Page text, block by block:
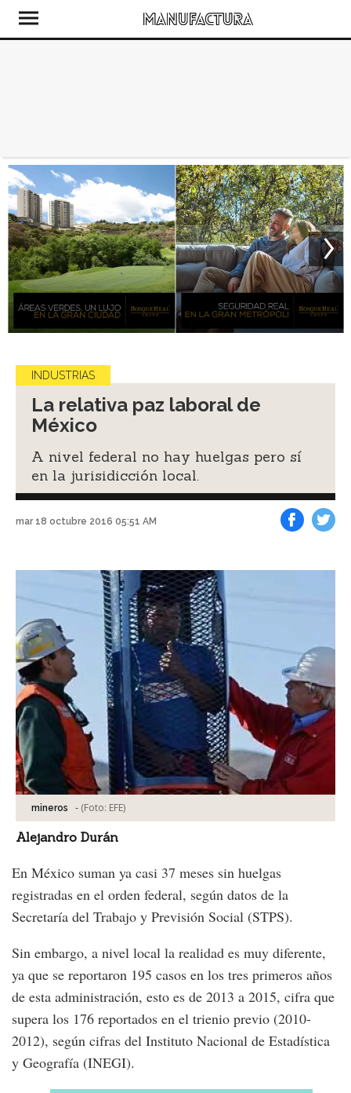
INDUSTRIAS
La relativa paz laboral de
México
A nivel federal no hay huelgas pero sí
en la jurisidicción local.
mar 18 octubre 2016 05:51 AM
mineros - (Foto: EFE)
Alejandro Durán
En México suman ya casi 37 meses sin huelgas
registradas en el orden federal, según datos de la
Secretaría del Trabajo y Previsión Social (STPS).
Sin embargo, a nivel local la realidad es muy diferente,
ya que se reportaron 195 casos en los tres primeros años
de esta administración, esto es de 2013 a 2015, cifra que
supera los 176 reportados en el trienio previo (2010-
2012), según cifras del Instituto Nacional de Estadística
y Geografía (INEGI).